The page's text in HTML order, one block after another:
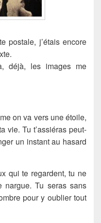
postale, j’étais encore
déjà, les images me
on va vers une étoile,
vie. Tu t’assiéras peut-
un instant au hasard
qui te regardent, tu ne
Tu seras sans
pour y oublier tout